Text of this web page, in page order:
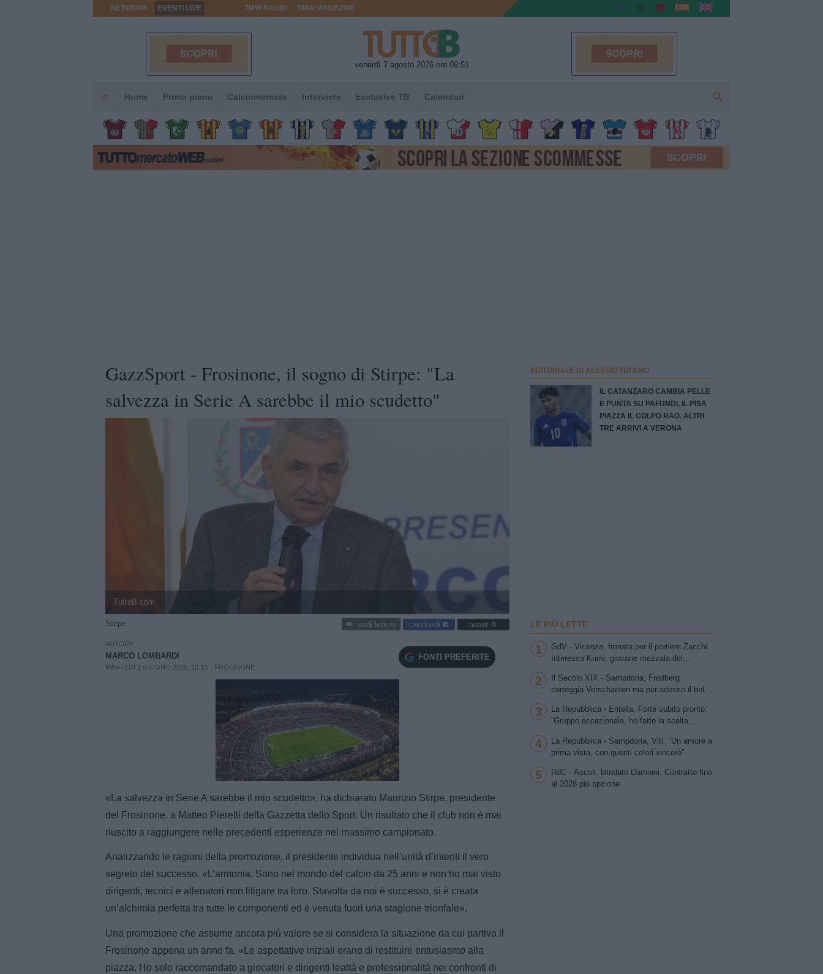
NETWORK EVENTI LIVE TMW RADIO TMW MAGAZINE
venerdì 7 agosto 2026 ore 09:51
Home Primo piano Calciomercato Interviste Esclusive TB Calendari
GazzSport - Frosinone, il sogno di Stirpe: "La
salvezza in Serie A sarebbe il mio scudetto"
TuttoB.com
Stirpe vedi letture condividi tweet
AUTORE
MARCO LOMBARDI
MARTEDÌ 2 GIUGNO 2026, 10:18 FROSINONE
FONTI PREFERITE
Unmute
Loaded:
100.00%
«La salvezza in Serie A sarebbe il mio scudetto», ha dichiarato Maurizio Stirpe, presidente
del Frosinone. a Matteo Pierelli della Gazzetta dello Sport. Un risultato che il club non è mai
riuscito a raggiungere nelle precedenti esperienze nel massimo campionato.
Analizzando le ragioni della promozione, il presidente individua nell’unità d’intenti il vero
segreto del successo. «L’armonia. Sono nel mondo del calcio da 25 anni e non ho mai visto
dirigenti, tecnici e allenatori non litigare tra loro. Stavolta da noi è successo, si è creata
un’alchimia perfetta tra tutte le componenti ed è venuta fuori una stagione trionfale».
Una promozione che assume ancora più valore se si considera la situazione da cui partiva il
Frosinone appena un anno fa. «Le aspettative iniziali erano di restituire entusiasmo alla
piazza. Ho solo raccomandato a giocatori e dirigenti lealtà e professionalità nei confronti di
EDITORIALE DI ALESSIO TUFANO
IL CATANZARO CAMBIA PELLE
E PUNTA SU PAFUNDI, IL PISA
PIAZZA IL COLPO RAO. ALTRI
TRE ARRIVI A VERONA
LE PIÙ LETTE
1
GdV - Vicenza, frenata per il portiere Zacchi.
Interessa Kumi, giovane mezzala del
2
Il Secolo XIX - Sampdoria, Fredberg
corteggia Verschaeren ma per adesso il belga
3
La Repubblica - Entella, Forte subito pronto:
“Gruppo eccezionale, ho fatto la scelta
4
La Repubblica - Sampdoria, Viti: "Un amore a
prima vista, con questi colori vincerò"
5
RdC - Ascoli, blindato Damiani. Contratto fino
al 2028 più opzione